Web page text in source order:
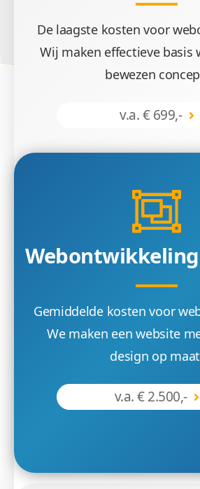
De laagste kosten voor
Wij maken effectieve basis
bewezen
v.a. € 699,-
Gemiddelde kosten voor
We maken een website
design op
v.a. € 2.500,-